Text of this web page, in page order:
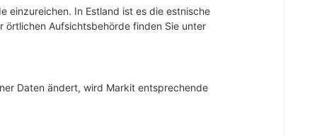
einzureichen. In Estland ist es die estnische
örtlichen Aufsichtsbehörde finden Sie unter
Daten ändert, wird Markit entsprechende